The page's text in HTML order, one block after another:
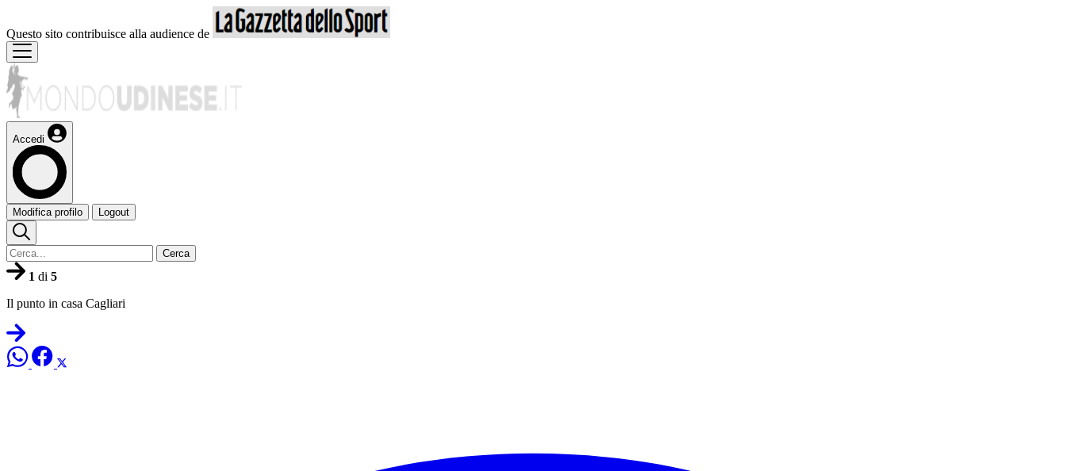
Questo sito contribuisce alla audience de
Accedi
Modifica profilo Logout
Cerca
1 di 5
Il punto in casa Cagliari